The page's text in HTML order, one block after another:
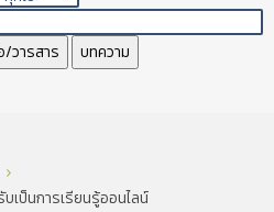
วารสาร บทความ
ป็นการเรียนรู้ออนไลน์